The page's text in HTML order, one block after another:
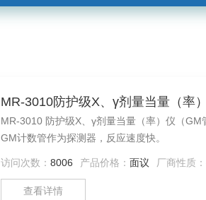
MR-3010防护级X、γ剂量当量（率
MR-3010 防护级X、γ剂量当量（率）仪（
GM计数管作为探测器，反应速度快。
访问次数： 8006 产品价格： 面议 厂商性质：
查看详情